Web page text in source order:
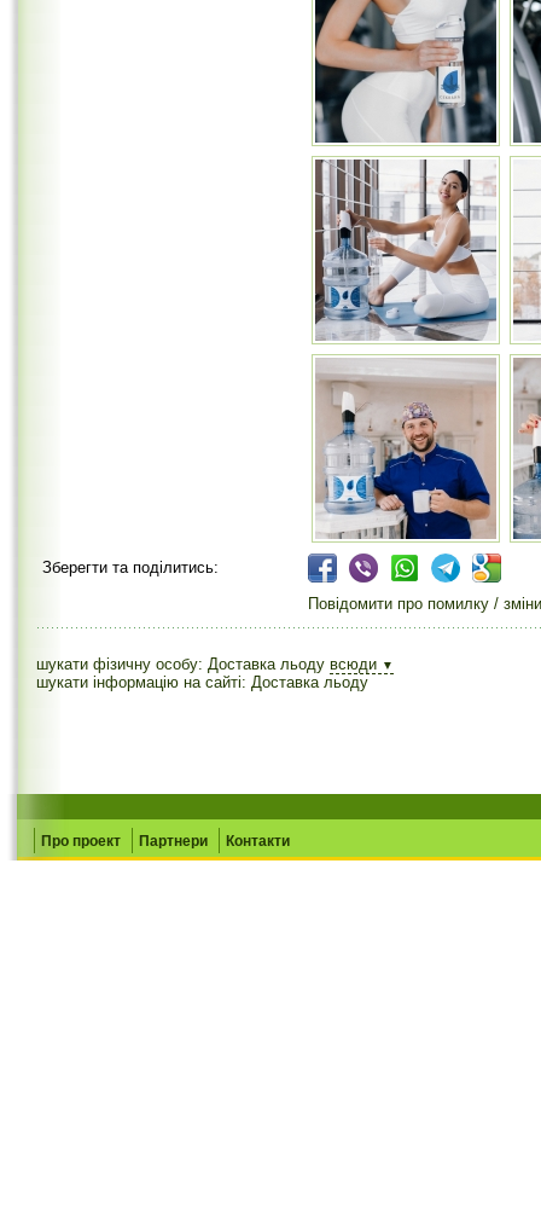
Зберегти та поділитись:
Повідомити про помилку / зміни
шукати фізичну особу: Доставка льоду всюди ▼
шукати інформацію на сайті: Доставка льоду
Про проект Партнери Контакти